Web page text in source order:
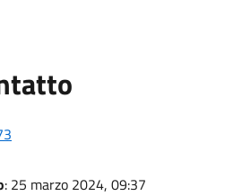
: 25 marzo 2024, 09:37